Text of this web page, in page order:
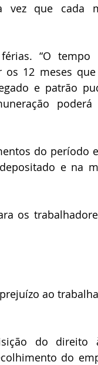
vez que cada
“O tempo
12 meses
e patrão
poderá
do período
e na
os
ao
do direito
do